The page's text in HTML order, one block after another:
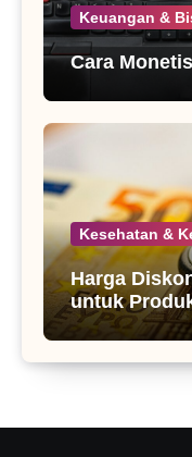
Keuangan &
Cara
Kesehatan &
Harga
untuk